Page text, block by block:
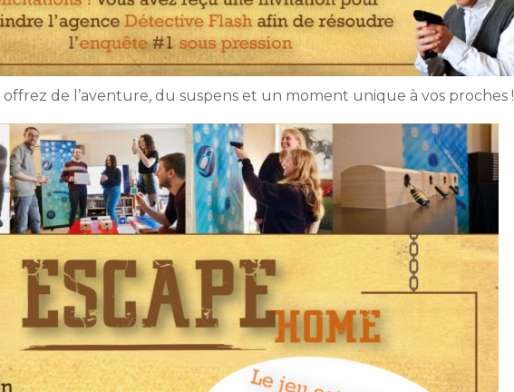
de l’aventure, du suspens et un moment unique à vos proches !